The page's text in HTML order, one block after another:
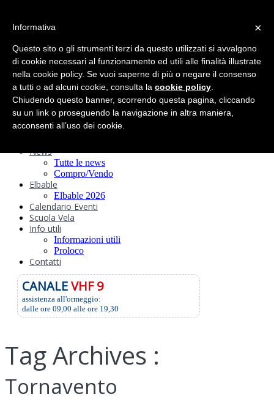
Circolo
Statuto e
Regolamenti
Storia
Ormeggi
Sede e Servizi
Attività
Safeguarding
News
Tutte le news
Compro/Vendo
Elbable
Elbable 2026
Calendario Eventi
Scuola Vela
Info utili
Informazioni utili
Proloco
Contatti
CANALEVHF 9
assistenza all'ormeggio:
dalle ore 09,00 alle ore 19,30
Tag Archives :
Tornavento
×
Informativa
Questo sito o gli strumenti terzi da questo utilizzati si avvalgono
di cookie necessari al funzionamento ed utili alle finalità illustrate
nella cookie policy. Se vuoi saperne di più o negare il consenso
a tutti o ad alcuni cookie, consulta la cookie policy
Chiudendo questo banner, scorrendo questa pagina, cliccando
su un link o proseguendo la navigazione in altra maniera,
acconsenti all’uso dei cookie.